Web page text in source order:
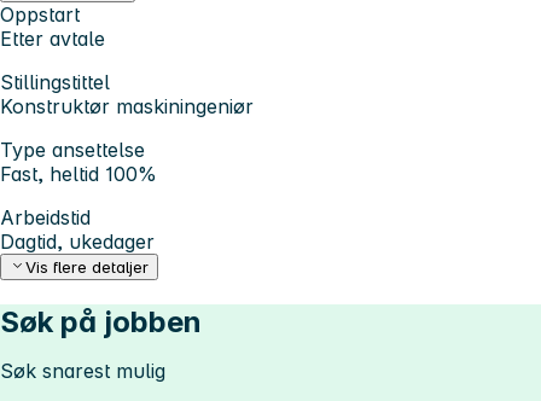
Oppstart
Etter avtale
Stillingstittel
Konstruktør maskiningeniør
Type ansettelse
Fast, heltid 100%
Arbeidstid
Dagtid, ukedager
Vis flere detaljer
Søk på jobben
Søk snarest mulig